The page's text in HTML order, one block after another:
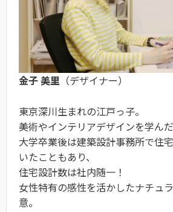
金子 美里 （デザイナー）
東京深川生まれの江戸っ子。
美術やインテリアデザインを学ん
大学卒業後は建築設計事務所で住
いたこともあり、
住宅設計数は社内随一！
女性特有の感性を活かしたナチュ
意。